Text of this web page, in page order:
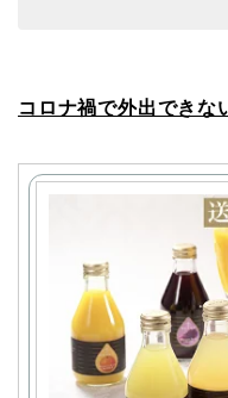
コロナ禍で外出できな